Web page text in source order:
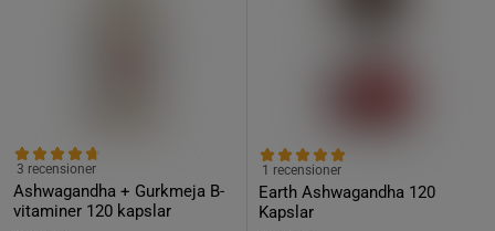
Ashwagandha + Gurkmeja B-
vitaminer 120 kapslar
3 recensioner
Earth Ashwagandha 120
Kapslar
1 recensioner